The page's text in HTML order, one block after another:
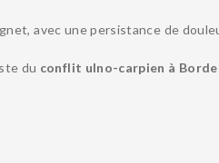
avec une persistance de
du conflit ulno-carpien à